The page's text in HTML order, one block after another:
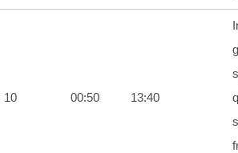
10 00:50 13:40